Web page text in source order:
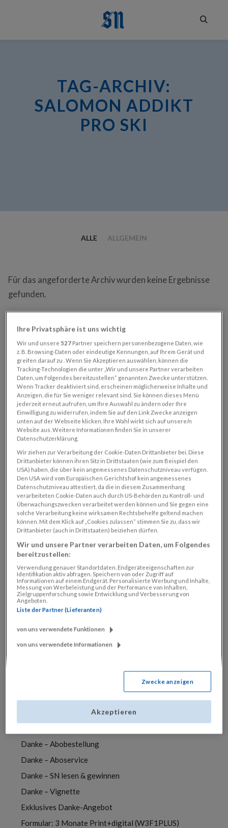
TAG-ARCHIV:
SALOMON ADDIKT
PRO SKI
ALLE ALLGEMEIN
Für das angeforderte Archiv wurden keine Ergebnisse
gefunden.
HAUPTNAVIGATION
SN-Printabo
SN-Digitalabo
SN Print + Digitalabo
Regionalabo
Abo-Service
Abo-Vorteile
KATEGORIEN
Allgemein
SEITE
2 Wochen kostenlos SN lesen
Abo Service
Lieferunterbrechung
Nachsendung
Papierlose SN-Rechnung
SN-Abo per Bankeinzug bezahlen
Danke – Abobestellung
Danke – Aboservice
Danke – SN lesen & gewinnen
Danke – Vignette
Exklusives Danke-Angebot
Formular: 3 Monate Print+digital (W3F1PLUS)
Ihre Privatsphäre ist uns wichtig
Wir und unsere 527 Partner speichern personenbezogene Daten, wie
z. B. Browsing-Daten oder eindeutige Kennungen, auf Ihrem Gerät und
greifen darauf zu . Wenn Sie Akzeptieren auswählen, können die
Tracking-Technologien die unter „Wir und unsere Partner verarbeiten
Daten, um Folgendes bereitzustellen“ genannten Zwecke unterstützen.
Wenn Tracker deaktiviert sind, erscheinen möglicherweise Inhalte und
Anzeigen, die für Sie weniger relevant sind. Sie können dieses Menü
jederzeit erneut aufrufen, um Ihre Auswahl zu ändern oder Ihre
Einwilligung zu widerrufen, indem Sie auf den Link Zwecke anzeigen
unten auf der Webseite klicken. Ihre Wahl wirkt sich auf unsere/n
Website aus. Weitere Informationen finden Sie in unserer
Datenschutzerklärung.
Wir ziehen zur Verarbeitung der Cookie-Daten Drittanbieter bei. Diese
Drittanbieter können ihren Sitz in Drittstaaten (wie zum Beispiel den
USA) haben, die über kein angemessenes Datenschutzniveau verfügen.
Den USA wird vom Europäischen Gerichtshof kein angemessenes
Datenschutzniveau attestiert, da die in diesem Zusammenhang
verarbeiteten Cookie-Daten auch durch US-Behörden zu Kontroll- und
Überwachungszwecken verarbeitet werden können und Sie gegen eine
solche Verarbeitung keine wirksamen Rechtsbehelfe geltend machen
können. Mit dem Klick auf „Cookies zulassen“ stimmen Sie zu, dass wir
Drittanbieter (auch in Drittstaaten) beiziehen dürfen.
Wir und unsere Partner verarbeiten Daten, um Folgendes
bereitzustellen:
Verwendung genauer Standortdaten. Endgeräteeigenschaften zur
Identifikation aktiv abfragen. Speichern von oder Zugriff auf
Informationen auf einem Endgerät. Personalisierte Werbung und Inhalte,
Messung von Werbeleistung und der Performance von Inhalten,
Zielgruppenforschung sowie Entwicklung und Verbesserung von
Angeboten.
Liste der Partner (Lieferanten)
von uns verwendete Funktionen
von uns verwendete Informationen
Zwecke anzeigen
Akzeptieren